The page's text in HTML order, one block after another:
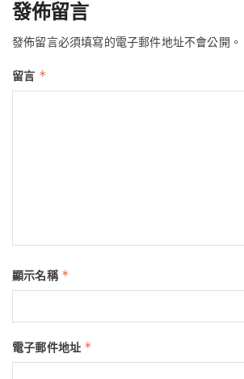
發佈留言
發佈留言必須填寫的電子郵件地址不會公開。
留言 *
顯示名稱 *
電子郵件地址 *